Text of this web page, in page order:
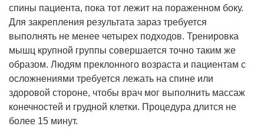
спины пациента, пока тот лежит на пораженном боку.
Для закрепления результата зараз требуется
выполнять не менее четырех подходов. Тренировка
мышц крупной группы совершается точно таким же
образом. Людям преклонного возраста и пациентам с
осложнениями требуется лежать на спине или
здоровой стороне, чтобы врач мог выполнить массаж
конечностей и грудной клетки. Процедура длится не
более 15 минут.